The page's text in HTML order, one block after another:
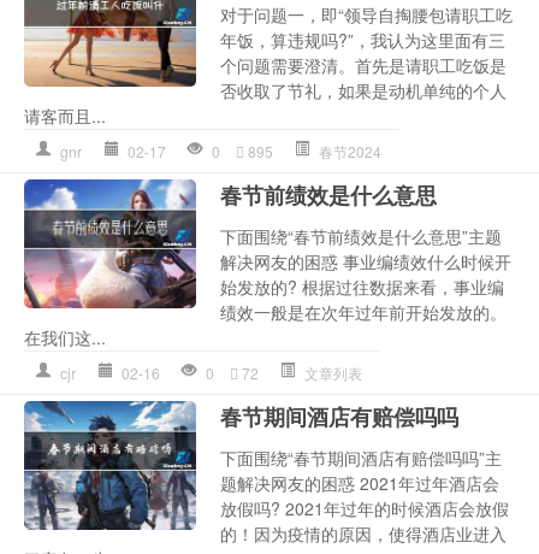
对于问题一，即“领导自掏腰包请职工吃
年饭，算违规吗?”，我认为这里面有三
个问题需要澄清。首先是请职工吃饭是
否收取了节礼，如果是动机单纯的个人
请客而且...
gnr 02-17 0 895 春节2024
春节前绩效是什么意思
下面围绕“春节前绩效是什么意思”主题
解决网友的困惑 事业编绩效什么时候开
始发放的? 根据过往数据来看，事业编
绩效一般是在次年过年前开始发放的。
在我们这...
cjr 02-16 0 72 文章列表
春节期间酒店有赔偿吗吗
下面围绕“春节期间酒店有赔偿吗吗”主
题解决网友的困惑 2021年过年酒店会
放假吗? 2021年过年的时候酒店会放假
的！因为疫情的原因，使得酒店业进入